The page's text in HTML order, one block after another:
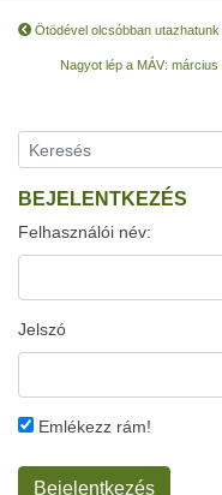
Ötödével olcsóbban
Nagyot lép a MÁV:
BEJELENTKEZÉS
Felhasználói név:
Jelszó
Emlékezz rám!